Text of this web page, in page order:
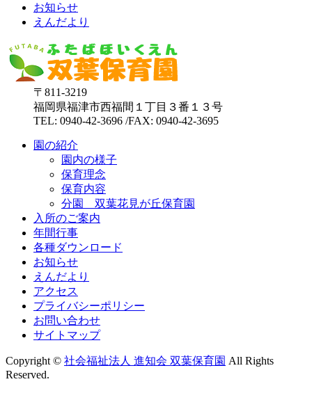
お知らせ
えんだより
〒811-3219
福岡県福津市西福間１丁目３番１３号
TEL: 0940-42-3696 /FAX: 0940-42-3695
園の紹介
園内の様子
保育理念
保育内容
分園 双葉花見が丘保育園
入所のご案内
年間行事
各種ダウンロード
お知らせ
えんだより
アクセス
プライバシーポリシー
お問い合わせ
サイトマップ
Copyright © 社会福祉法人 進知会 双葉保育園 All Rights
Reserved.